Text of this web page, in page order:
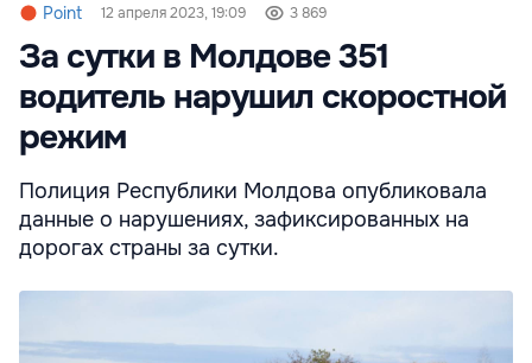
Point 12 апреля 2023, 19:09 3 869
За сутки в Молдове 351
водитель нарушил скоростной
режим
Полиция Республики Молдова опубликовала
данные о нарушениях, зафиксированных на
дорогах страны за сутки.